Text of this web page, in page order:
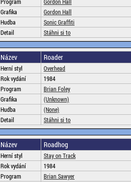
Grafika
Gordon Hall
Hudba
Sonic Graffiti
Detail
Stáhni si to
Název Roader
Herní styl
Overhead
Rok vydání
1984
Program
Brian Foley
Grafika
(Unknown)
Hudba
(None)
Detail
Stáhni si to
Název Roadhog
Herní styl
Stay on Track
Rok vydání
1984
Program
Brian Sawyer